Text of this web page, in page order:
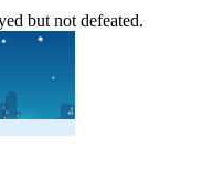
but not defeated.